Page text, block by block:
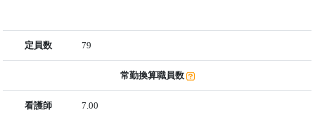
定員数 79
常勤換算職員数
看護師 7.00